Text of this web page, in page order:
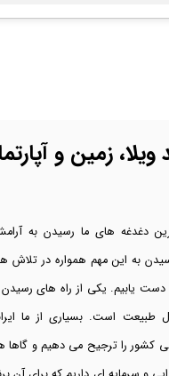
ویلا، زمین و
دغدغه های ما رسیدن به
به این مهم همواره در تلاش
یابیم. یکی از راه های
طبیعت است. بسیاری از ما
کشور را ترجیح می دهیم و گاها